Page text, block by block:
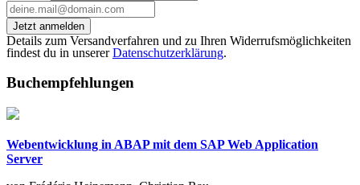
Jetzt anmelden
Details zum Versandverfahren und zu Ihren Widerrufsmöglichkeiten
findest du in unsererDatenschutzerklärung.
Buchempfehlungen
Webentwicklung in ABAP mit dem SAP Web Application
Server